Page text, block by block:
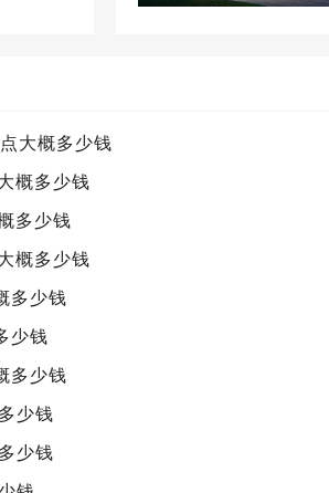
大概多少钱
概多少钱
多少钱
概多少钱
多少钱
少钱
多少钱
少钱
少钱